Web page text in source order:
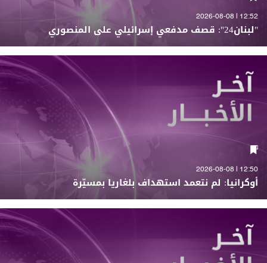
12:52 | 2026-08-08
"لبنان24": قصف مدفعي إسرائيلي على المنصوري
12:50 | 2026-08-08
أوكرانيا: لم نتعمد استهداف بلغاريا بمسيّرة